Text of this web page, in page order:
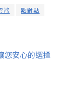
端 點對點
您安心的選擇